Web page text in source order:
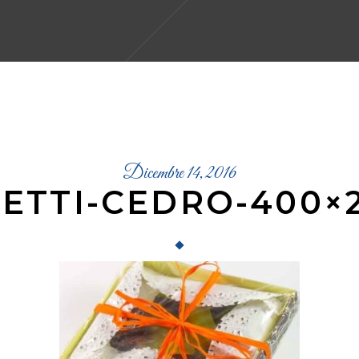
Dicembre 14, 2016
CEDRO-